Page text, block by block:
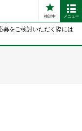
検討中 メニュー
募をご検討いただく際には